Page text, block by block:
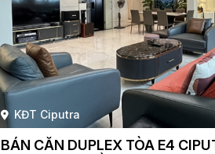
KĐT Ciputra
BÁN CĂN DUPLEX TÒA E4